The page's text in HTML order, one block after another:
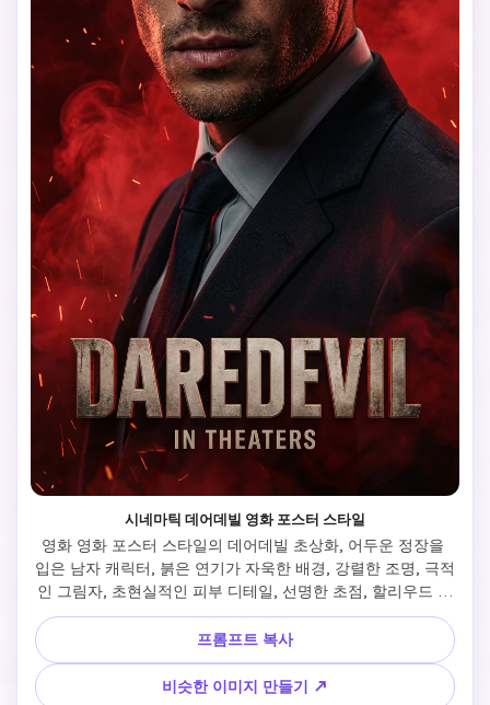
시네마틱 데어데빌 영화 포스터 스타일
영화 영화 포스터 스타일의 데어데빌 초상화, 어두운 정장을
입은 남자 캐릭터, 붉은 연기가 자욱한 배경, 강렬한 조명, 극적
인 그림자, 초현실적인 피부 디테일, 선명한 초점, 할리우드 스
타일의 초상화 사진
프롬프트 복사
비슷한 이미지 만들기 ↗